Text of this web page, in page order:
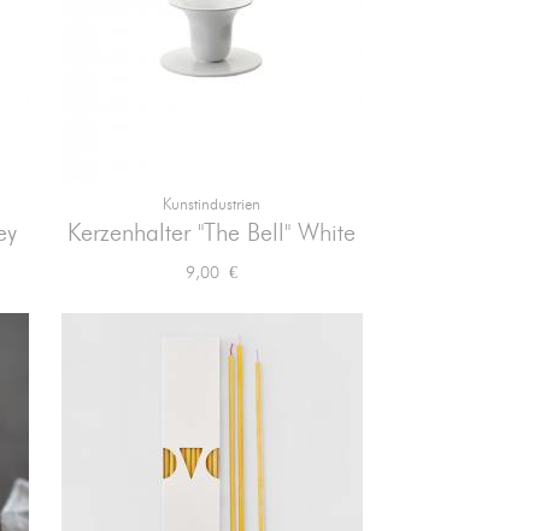
Kunstindustrien
Kerzenhalter "The Bell" White
Preis
9,00 €
Vorschau